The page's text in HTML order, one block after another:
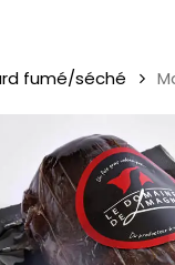
fumé/séché